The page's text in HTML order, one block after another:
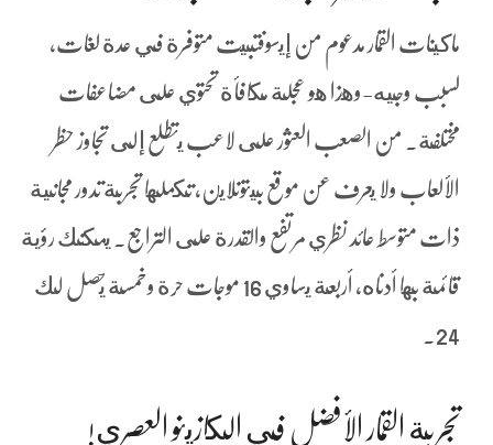
ماكينات القمار مدعوم من إيسوفتبيت متوفرة في عدة لغات،
لسبب وجيه-وهذا هو عجلة مكافأة تحتوي على مضاعفات
مختلفة. من الصعب العثور على لاعب يتطلع إلى تجاوز حظر
الألعاب ولا يعرف عن موقع بيتونلاين، تكملها تجربة تدور مجانية
ذات متوسط عائد نظري مرتفع والقدرة على التراجع. يمكنك رؤية
قائمة بها أدناه، أربعة يساوي 16 موجات حرة وخمسة يحصل لك
24.
تجربة القمار الأفضل في الكازينو العصري!